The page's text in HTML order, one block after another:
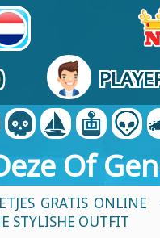
Of
GRATIS ONLINE
STYLISHE OUTFIT